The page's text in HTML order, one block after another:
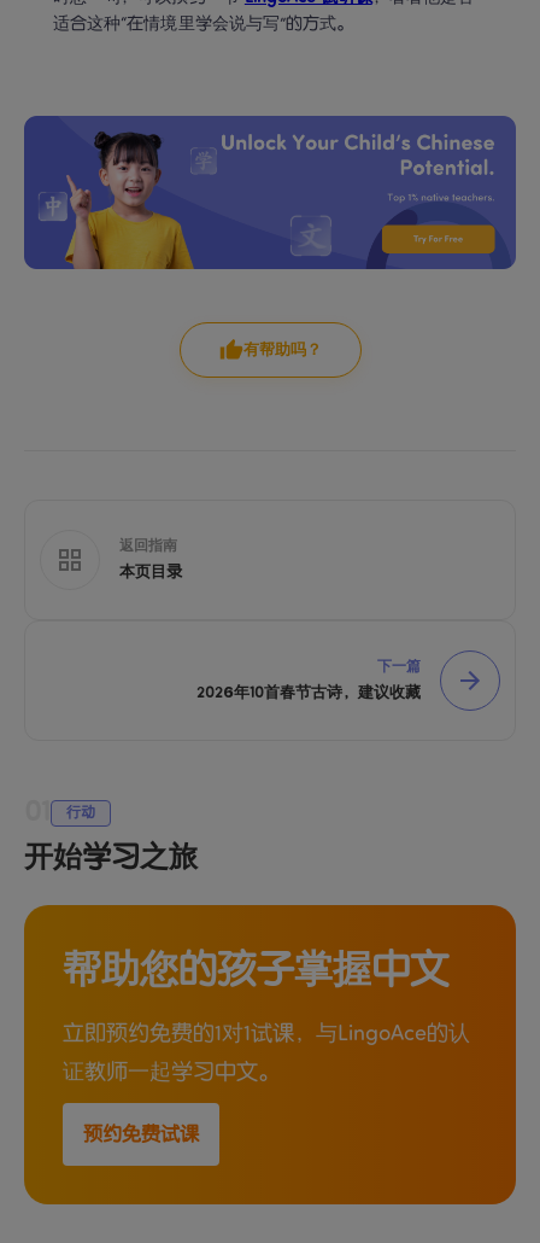
适合这种“在情境里学会说与写”的方式。
有帮助吗？
返回指南
本页目录
下一篇
2026年10首春节古诗，建议收藏
行动
开始学习之旅
帮助您的孩子掌握中文
立即预约免费的1对1试课，与LingoAce的认
证教师一起学习中文。
预约免费试课